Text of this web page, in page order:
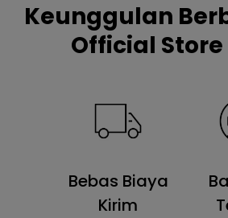
Keunggulan
Official Store
Bebas Biaya
Kirim